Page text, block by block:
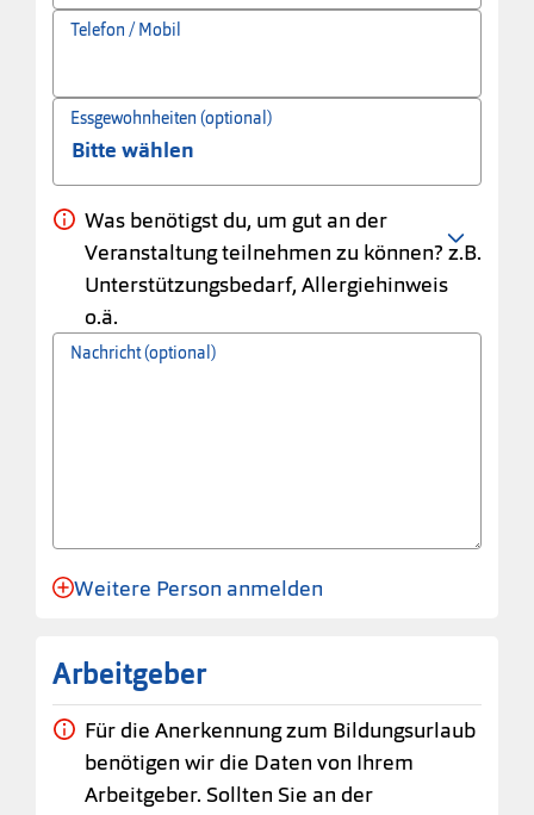
Telefon / Mobil
Essgewohnheiten (optional)
Was benötigst du, um gut an der
Veranstaltung teilnehmen zu können? z.B.
Unterstützungsbedarf, Allergiehinweis
o.ä.
Nachricht (optional)
Anmeldung für eine Person angelegt.
Weitere Person anmelden
Arbeitgeber
Für die Anerkennung zum Bildungsurlaub
benötigen wir die Daten von Ihrem
Arbeitgeber. Sollten Sie an der